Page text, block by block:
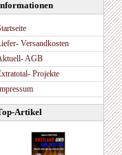
Versandkosten
AGB
Projekte
Artikel